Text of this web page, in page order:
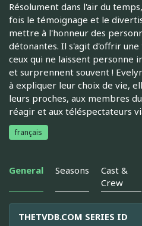
Résolument dans l'air du
fois le témoignage et le
mettre à l'honneur des
détonantes. Il s'agit d'offrir
ceux qui ne laissent personne
et surprennent souvent !
à expliquer leur choix de vie,
leurs proches, aux membres
réagir et aux téléspectateurs
français
General Seasons
Cast &
Crew
THETVDB.COM SERIES ID